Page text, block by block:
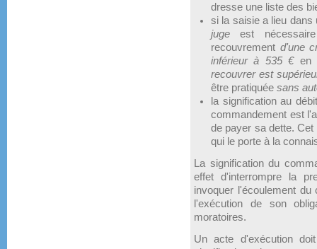
dresse une liste des
si la saisie a lieu
jugeest
recouvrement d'une
inférieur à 535 €en
recouvrer est
être pratiquée sans
la signification au
commandement est
de payer sa dette.
qui le porte à la
La signification du
effet d'interrompre la
invoquer l'écoulement
l'exécution de son
moratoires.
Un acte d'exécution